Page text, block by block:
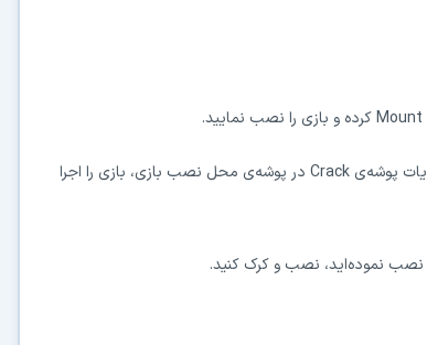
Mountکرده و بازی را نصب نمایید.
Crack در پوشه‌ی محل نصب بازی، بازی را اجرا